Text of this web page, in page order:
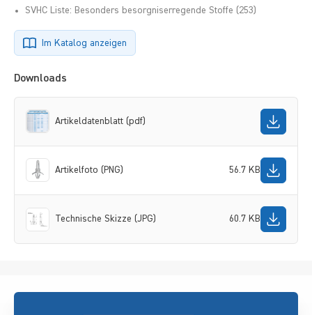
SVHC Liste: Besonders besorgniserregende Stoffe (253)
Im Katalog anzeigen
Downloads
Artikeldatenblatt (pdf)
Artikelfoto (PNG) 56.7 KB
Technische Skizze (JPG) 60.7 KB